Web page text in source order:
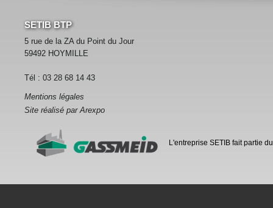
SETIB BTP
5 rue de la ZA du Point du Jour
59492 HOYMILLE
Tél : 03 28 68 14 43
Mentions légales
Site réalisé par Arexpo
L'entreprise SETIB fait partie